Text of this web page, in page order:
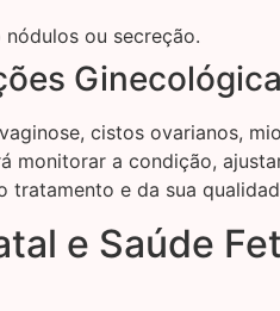
ou secreção.
cistos ovarianos,
monitorar a condição,
tratamento e da sua
e Saúde